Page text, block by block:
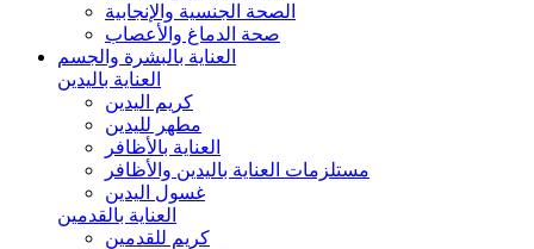
الصحة الجنسية والإنجابية
صحة الدماغ والأعصاب
العناية بالبشرة والجسم
العناية باليدين
كريم اليدين
مطهر لليدين
العناية بالأظافر
مستلزمات العناية باليدين والأظافر
غسول اليدين
العناية بالقدمين
كريم للقدمين